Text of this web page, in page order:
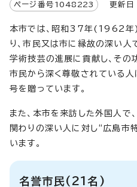
ページ番号 1048223 更新日
本市では、昭和37年(1962年)
り、市民又は市に縁故の深い人
学術技芸の進展に貢献し、その
市民から深く尊敬されている
号を贈っています。
また、本市を来訪した外国人で
関わりの深い人に対し“広島市
います。
名誉市民(21名)